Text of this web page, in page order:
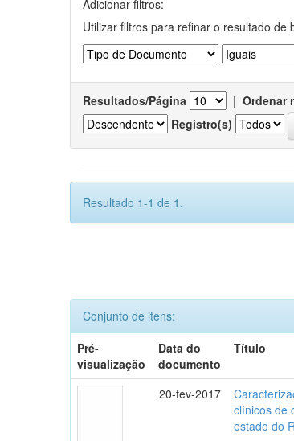
Adicionar filtros:
Utilizar filtros para refinar o resultado de
Resultados/Página | Ordenar
Registro(s)
Resultado 1-1 de 1.
Conjunto de itens:
Pré-
visualização
Data do
documento
Título
20-fev-2017
clínicos de
estado do